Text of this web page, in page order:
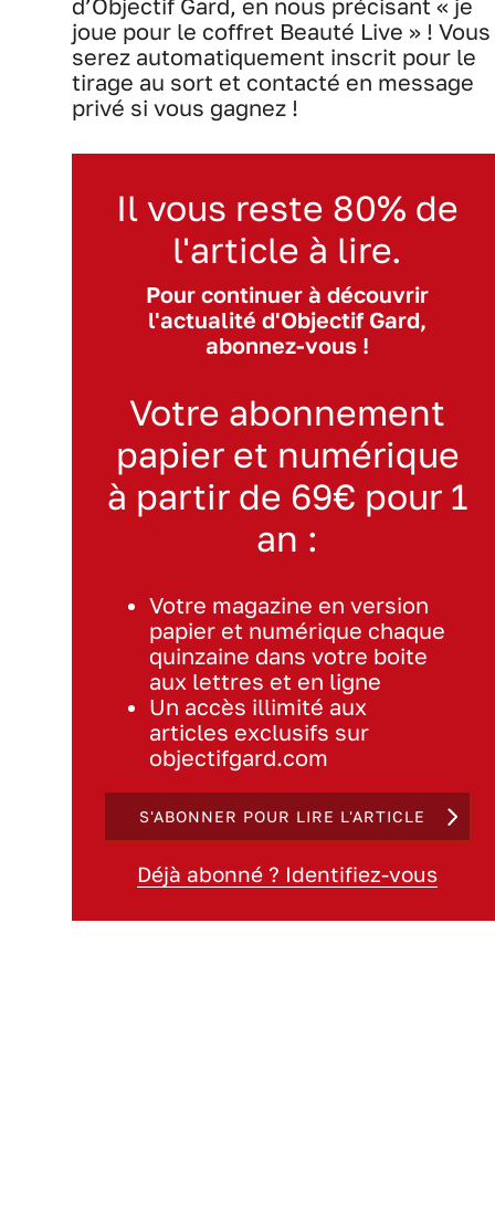
d’Objectif Gard, en nous précisant « je
joue pour le coffret Beauté Live » ! Vous
serez automatiquement inscrit pour le
tirage au sort et contacté en message
privé si vous gagnez !
Il vous reste 80% de
l'article à lire.
Pour continuer à découvrir
l'actualité d'Objectif Gard,
abonnez-vous !
Votre abonnement
papier et numérique
à partir de 69€ pour 1
an :
Votre magazine en version
papier et numérique chaque
quinzaine dans votre boite
aux lettres et en ligne
Un accès illimité aux
articles exclusifs sur
objectifgard.com
S'ABONNER POUR LIRE L'ARTICLE
Déjà abonné ? Identifiez-vous